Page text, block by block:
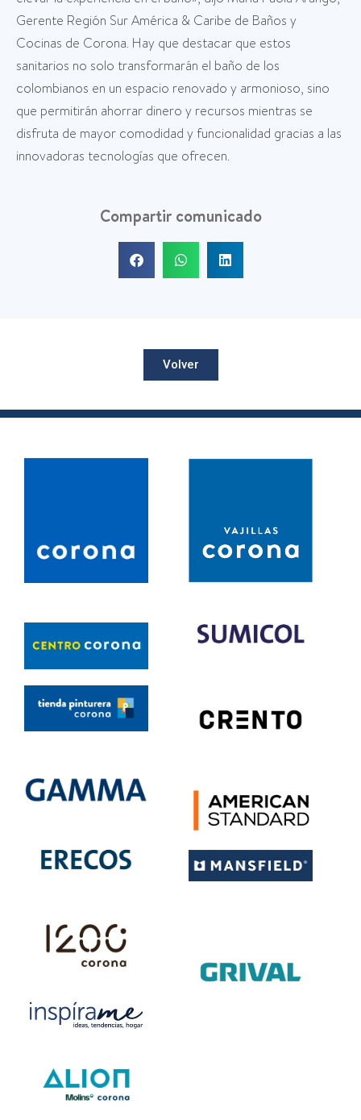
Gerente Región Sur América & Caribe de Baños y
Cocinas de Corona. Hay que destacar que estos
sanitarios no solo transformarán el baño de los
colombianos en un espacio renovado y armonioso, sino
que permitirán ahorrar dinero y recursos mientras se
disfruta de mayor comodidad y funcionalidad gracias a las
innovadoras tecnologías que ofrecen.
Compartir comunicado
Volver